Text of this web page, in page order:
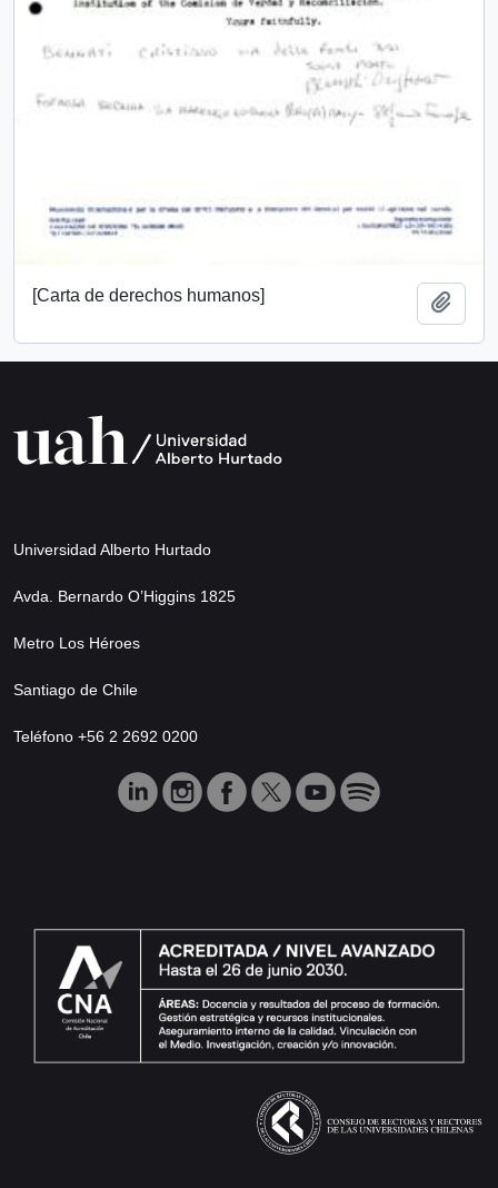
[Carta de derechos humanos]
Universidad Alberto Hurtado
Avda. Bernardo O’Higgins 1825
Metro Los Héroes
Santiago de Chile
Teléfono +56 2 2692 0200